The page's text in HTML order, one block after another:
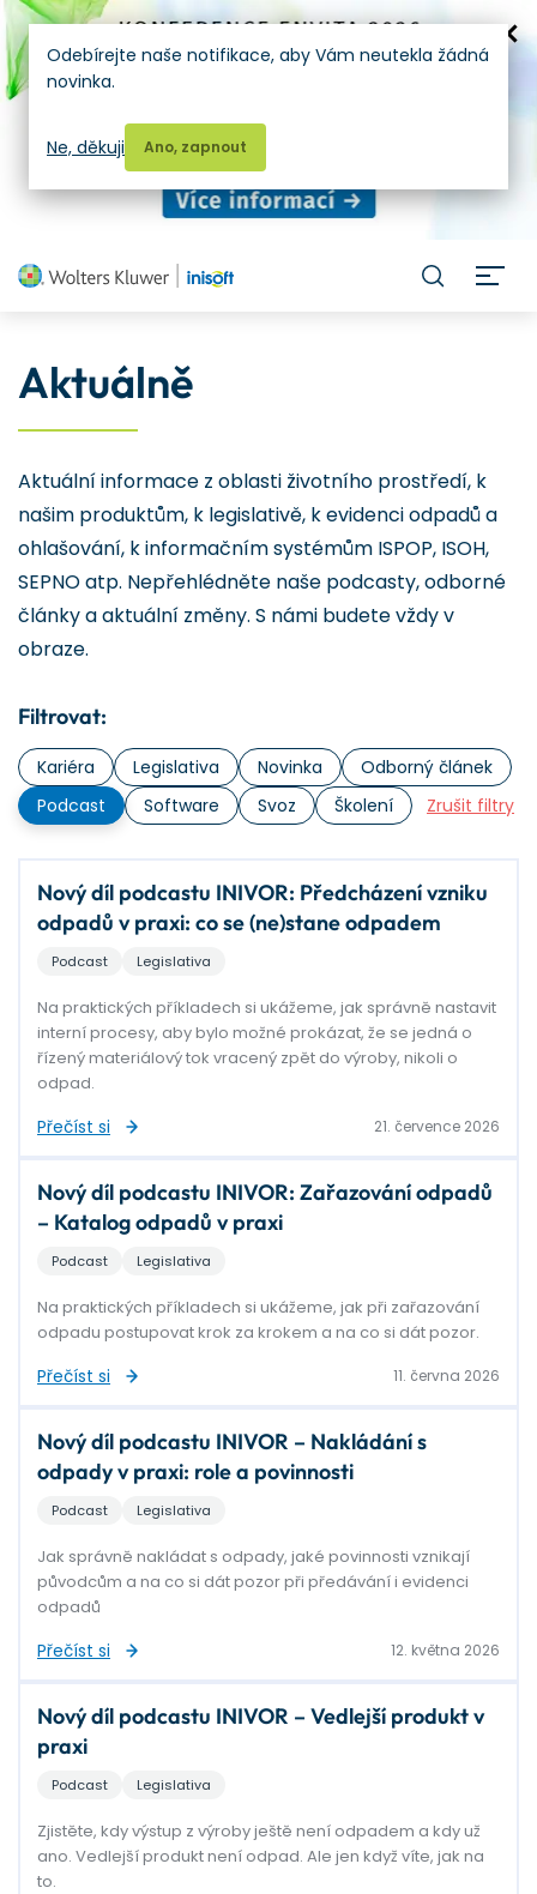
Aktuálně
Aktuální informace z oblasti životního prostředí, k
našim produktům, k legislativě, k evidenci odpadů a
ohlašování, k informačním systémům ISPOP, ISOH,
SEPNO atp. Nepřehlédněte naše podcasty, odborné
články a aktuální změny. S námi budete vždy v
obraze.
Filtrovat:
Kariéra Legislativa Novinka
Odborný článek
Podcast
Software Svoz Školení Zrušit filtry
Nový díl podcastu INIVOR: Předcházení vzniku
odpadů v praxi: co se (ne)stane odpadem
Podcast Legislativa
Na praktických příkladech si ukážeme, jak správně nastavit
interní procesy, aby bylo možné prokázat, že se jedná o
řízený materiálový tok vracený zpět do výroby, nikoli o
odpad.
Přečíst si 21. července 2026
Nový díl podcastu INIVOR: Zařazování odpadů
– Katalog odpadů v praxi
Podcast Legislativa
Na praktických příkladech si ukážeme, jak při zařazování
odpadu postupovat krok za krokem a na co si dát pozor.
Přečíst si 11. června 2026
Nový díl podcastu INIVOR – Nakládání s
odpady v praxi: role a povinnosti
Podcast Legislativa
Jak správně nakládat s odpady, jaké povinnosti vznikají
původcům a na co si dát pozor při předávání i evidenci
odpadů
Přečíst si 12. května 2026
Nový díl podcastu INIVOR – Vedlejší produkt v
praxi
Podcast Legislativa
Zjistěte, kdy výstup z výroby ještě není odpadem a kdy už
ano. Vedlejší produkt není odpad. Ale jen když víte, jak na
to.
Odebírejte naše notifikace, aby Vám neutekla žádná
novinka.
Ano, zapnout
Ne, děkuji